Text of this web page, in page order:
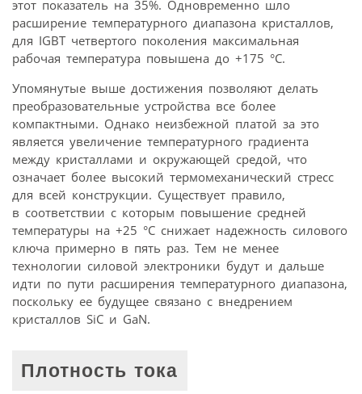
этот показатель на 35%. Одновременно шло
расширение температурного диапазона кристаллов,
для IGBT четвертого поколения максимальная
рабочая температура повышена до +175 °С.
Упомянутые выше достижения позволяют делать
преобразовательные устройства все более
компактными. Однако неизбежной платой за это
является увеличение температурного градиента
между кристаллами и окружающей средой, что
означает более высокий термомеханический стресс
для всей конструкции. Существует правило,
в соответствии с которым повышение средней
температуры на +25 °С снижает надежность силового
ключа примерно в пять раз. Тем не менее
технологии силовой электроники будут и дальше
идти по пути расширения температурного диапазона,
поскольку ее будущее связано с внедрением
кристаллов SiC и GaN.
Плотность тока